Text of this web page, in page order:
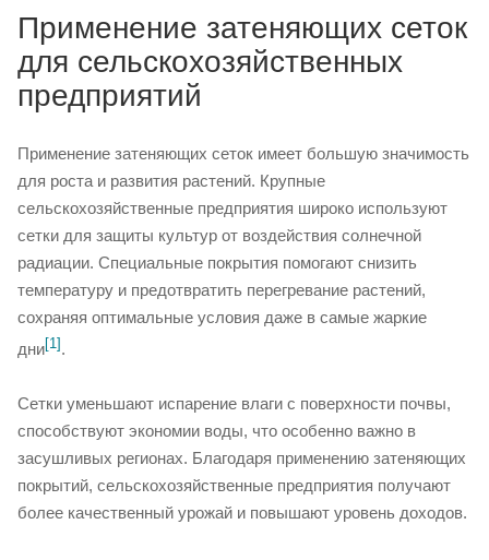
Применение затеняющих сеток
для сельскохозяйственных
предприятий
Применение затеняющих сеток имеет большую значимость
для роста и развития растений. Крупные
сельскохозяйственные предприятия широко используют
сетки для защиты культур от воздействия солнечной
радиации. Специальные покрытия помогают снизить
температуру и предотвратить перегревание растений,
сохраняя оптимальные условия даже в самые жаркие
дни [1] .
Сетки уменьшают испарение влаги с поверхности почвы,
способствуют экономии воды, что особенно важно в
засушливых регионах. Благодаря применению затеняющих
покрытий, сельскохозяйственные предприятия получают
более качественный урожай и повышают уровень доходов.